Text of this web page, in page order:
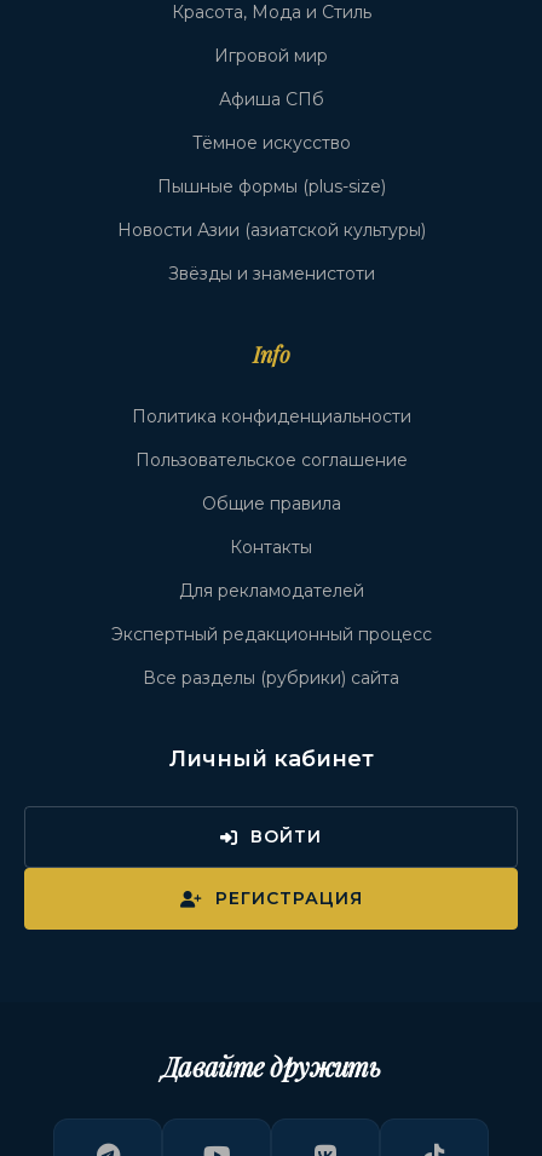
Красота, Мода и Стиль
Игровой мир
Афиша СПб
Тёмное искусство
Пышные формы (plus-size)
Новости Азии (азиатской культуры)
Звёзды и знаменистоти
Info
Политика конфиденциальности
Пользовательское соглашение
Общие правила
Контакты
Для рекламодателей
Экспертный редакционный процесс
Все разделы (рубрики) сайта
Личный кабинет
ВОЙТИ
РЕГИСТРАЦИЯ
Давайте дружить